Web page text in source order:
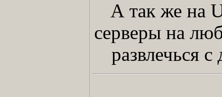
А так же на
серверы на
развлечься